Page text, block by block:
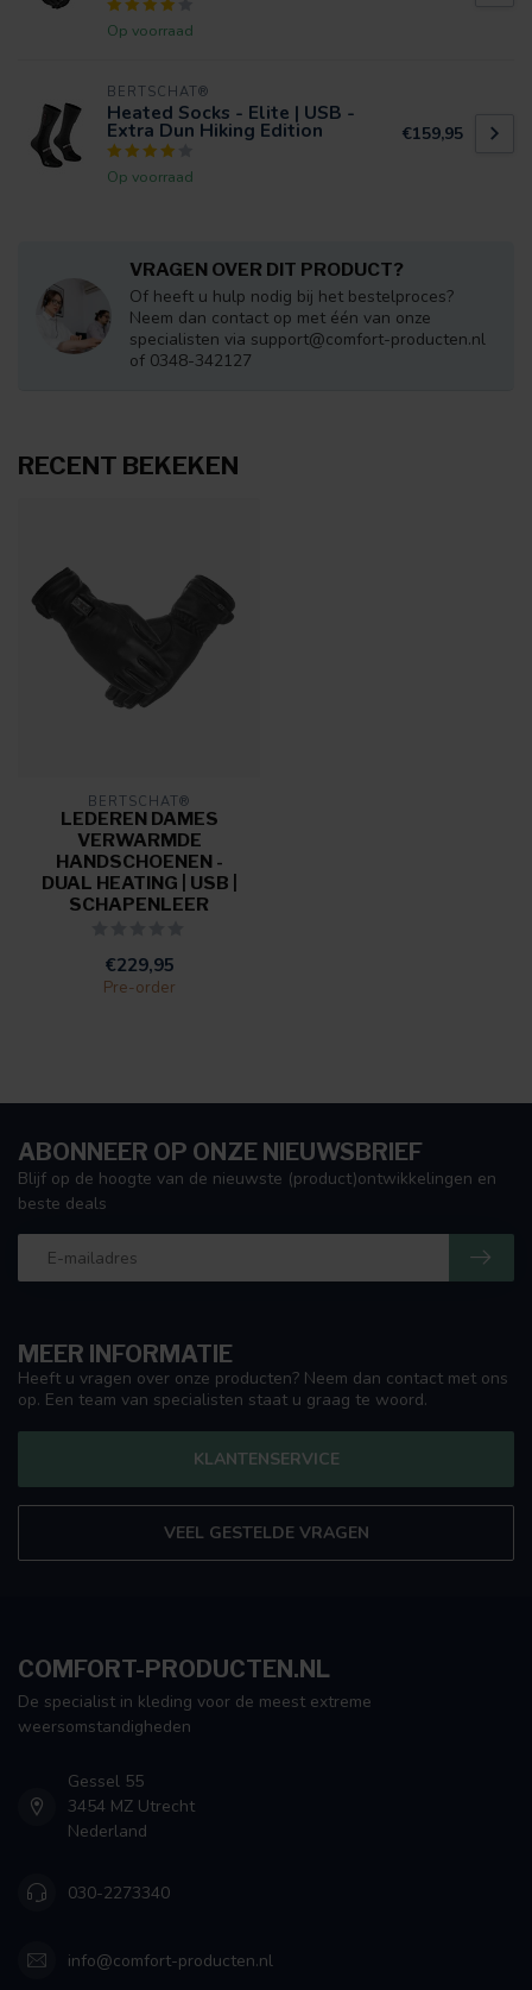
Op voorraad
BERTSCHAT®
Heated Socks - Elite | USB -
Extra Dun Hiking Edition
Op voorraad
€159,95
VRAGEN OVER DIT PRODUCT?
Of heeft u hulp nodig bij het bestelproces?
Neem dan contact op met één van onze
specialisten via support@comfort-producten.nl
of 0348-342127
RECENT BEKEKEN
BERTSCHAT®
LEDEREN DAMES
VERWARMDE
HANDSCHOENEN -
DUAL HEATING | USB |
SCHAPENLEER
€229,95
Pre-order
MEER INFORMATIE
Heeft u vragen over onze producten? Neem dan contact met ons
op. Een team van specialisten staat u graag te woord.
KLANTENSERVICE
VEEL GESTELDE VRAGEN
ABONNEER OP ONZE NIEUWSBRIEF
Blijf op de hoogte van de nieuwste (product)ontwikkelingen en
beste deals
COMFORT-PRODUCTEN.NL
De specialist in kleding voor de meest extreme
weersomstandigheden
Gessel 55
3454 MZ Utrecht
Nederland
030-2273340
info@comfort-producten.nl